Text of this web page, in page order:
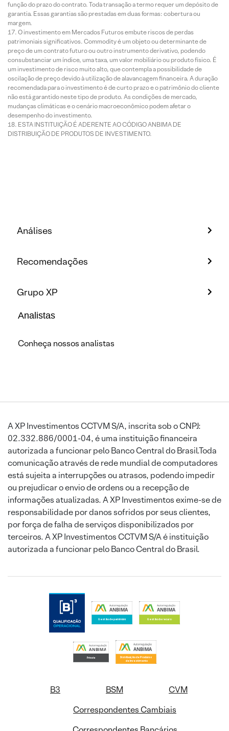
função do prazo do contrato. Toda transação a termo requer um depósito de
garantia. Essas garantias são prestadas em duas formas: cobertura ou
margem.
O investimento em Mercados Futuros embute riscos de perdas
patrimoniais significativos. Commodity é um objeto ou determinante de
preço de um contrato futuro ou outro instrumento derivativo, podendo
consubstanciar um índice, uma taxa, um valor mobiliário ou produto físico. É
um investimento de risco muito alto, que contempla a possibilidade de
oscilação de preço devido à utilização de alavancagem financeira. A duração
recomendada para o investimento é de curto prazo e o patrimônio do cliente
não está garantido neste tipo de produto. As condições de mercado,
mudanças climáticas e o cenário macroeconômico podem afetar o
desempenho do investimento.
ESTA INSTITUIÇÃO É ADERENTE AO CÓDIGO ANBIMA DE
DISTRIBUIÇÃO DE PRODUTOS DE INVESTIMENTO.
Análises
Recomendações
Grupo XP
Analistas
Conheça nossos analistas
A XP Investimentos CCTVM S/A, inscrita sob o CNPJ:
02.332.886/0001-04, é uma instituição financeira
autorizada a funcionar pelo Banco Central do Brasil.Toda
comunicação através de rede mundial de computadores
está sujeita a interrupções ou atrasos, podendo impedir
ou prejudicar o envio de ordens ou a recepção de
informações atualizadas. A XP Investimentos exime-se de
responsabilidade por danos sofridos por seus clientes,
por força de falha de serviços disponibilizados por
terceiros. A XP Investimentos CCTVM S/A é instituição
autorizada a funcionar pelo Banco Central do Brasil.
B3 BSM
CVM
Correspondentes Cambiais